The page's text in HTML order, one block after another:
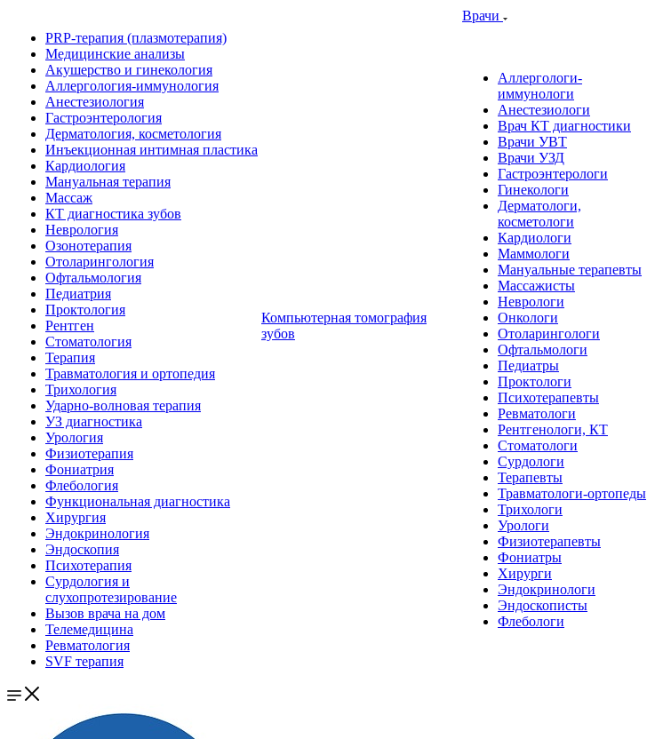
PRP-терапия (плазмотерапия)
Медицинские анализы
Акушерство и гинекология
Аллергология-иммунология
Анестезиология
Гастроэнтерология
Дерматология, косметология
Инъекционная интимная пластика
Кардиология
Мануальная терапия
Массаж
КТ диагностика зубов
Неврология
Озонотерапия
Отоларингология
Офтальмология
Педиатрия
Проктология
Рентген
Стоматология
Терапия
Травматология и ортопедия
Трихология
Ударно-волновая терапия
УЗ диагностика
Урология
Физиотерапия
Фониатрия
Флебология
Функциональная диагностика
Хирургия
Эндокринология
Эндоскопия
Психотерапия
Сурдология и
слухопротезирование
Вызов врача на дом
Телемедицина
Ревматология
SVF терапия
Компьютерная томография
зубов
Врачи
Аллергологи-
иммунологи
Анестезиологи
Врач КТ диагностики
Врачи УВТ
Врачи УЗД
Гастроэнтерологи
Гинекологи
Дерматологи,
косметологи
Кардиологи
Маммологи
Мануальные терапевты
Массажисты
Неврологи
Онкологи
Отоларингологи
Офтальмологи
Педиатры
Проктологи
Психотерапевты
Ревматологи
Рентгенологи, КТ
Стоматологи
Сурдологи
Терапевты
Травматологи-ортопеды
Трихологи
Урологи
Физиотерапевты
Фониатры
Хирурги
Эндокринологи
Эндоскописты
Флебологи